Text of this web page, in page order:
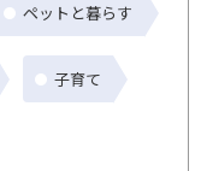
ペットと暮らす
子育て